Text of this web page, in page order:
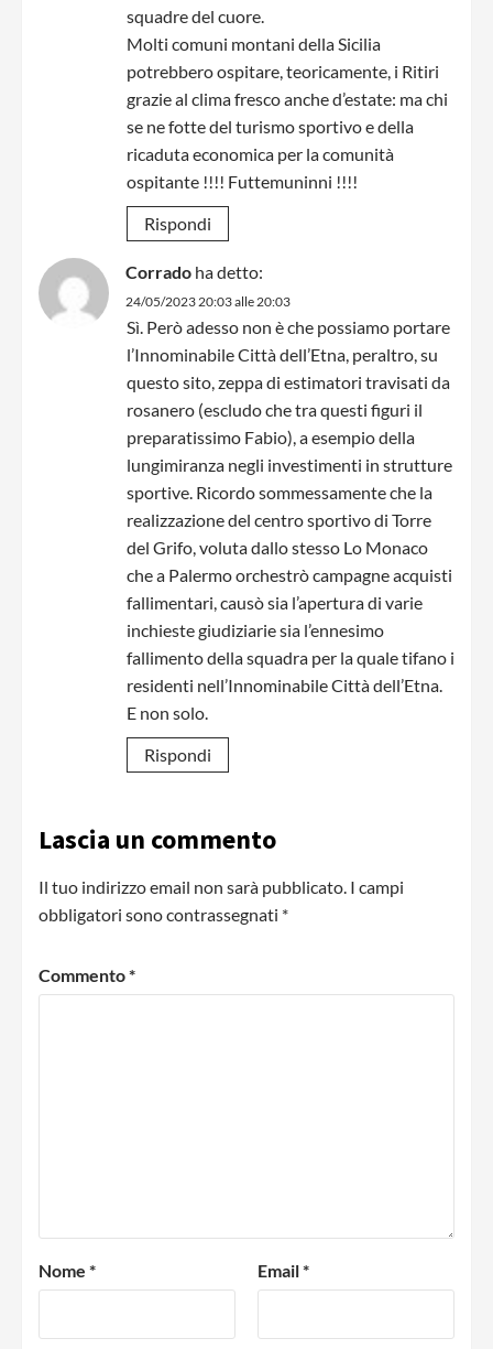
squadre del cuore.
Molti comuni montani della Sicilia
potrebbero ospitare, teoricamente, i Ritiri
grazie al clima fresco anche d’estate: ma chi
se ne fotte del turismo sportivo e della
ricaduta economica per la comunità
ospitante !!!! Futtemuninni !!!!
Rispondi
Corrado ha detto:
24/05/2023 20:03 alle 20:03
Sì. Però adesso non è che possiamo portare
l’Innominabile Città dell’Etna, peraltro, su
questo sito, zeppa di estimatori travisati da
rosanero (escludo che tra questi figuri il
preparatissimo Fabio), a esempio della
lungimiranza negli investimenti in strutture
sportive. Ricordo sommessamente che la
realizzazione del centro sportivo di Torre
del Grifo, voluta dallo stesso Lo Monaco
che a Palermo orchestrò campagne acquisti
fallimentari, causò sia l’apertura di varie
inchieste giudiziarie sia l’ennesimo
fallimento della squadra per la quale tifano i
residenti nell’Innominabile Città dell’Etna.
E non solo.
Rispondi
Lascia un commento
Il tuo indirizzo email non sarà pubblicato. I campi
obbligatori sono contrassegnati *
Commento*
Nome * Email*